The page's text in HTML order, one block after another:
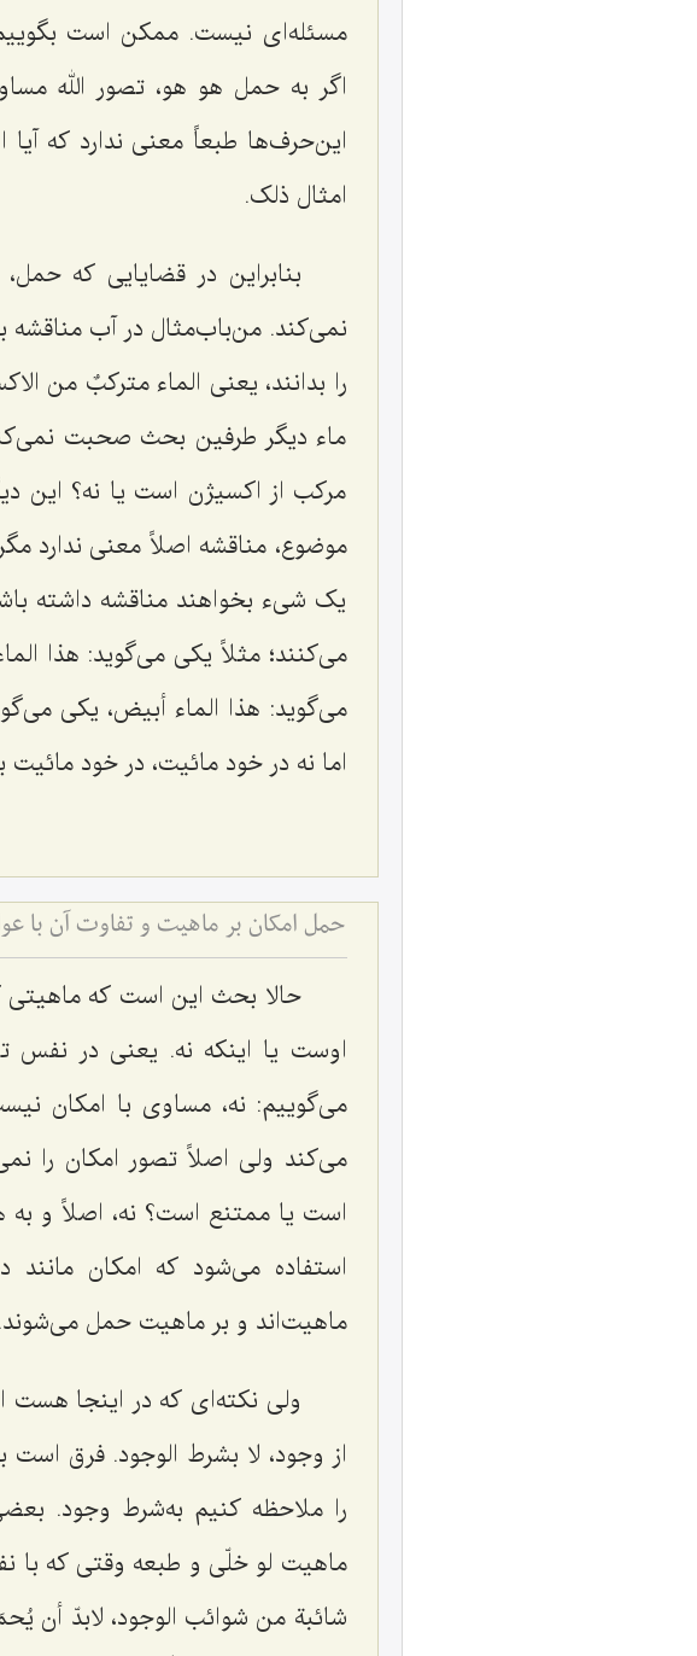
مسئله‌ای نیست. ممکن است
اگر به حمل هو هو، تصور الله
این‌حرف‌ها طبعاً معنی ندارد که
امثال ذلک.
بنابراین در قضایایی که
نمی‌کند. من‌باب‌مثال در آب
را بدانند، یعنی الماء مترکبٌ من
ماء دیگر طرفین بحث صحبت
مرکب از اکسیژن است یا نه؟ این
موضوع، مناقشه اصلاً معنی ندارد
یک شیء بخواهند مناقشه داشته
می‌کنند؛ مثلاً یکی می‌گوید: هذا
می‌گوید: هذا الماء أبیض، یکی
اما نه در خود مائیت، در خود
حمل امکان بر ماهیت و تفاوت آن با
حالا بحث این است که ماهیتی
اوست یا اینکه نه. یعنی در
می‌گوییم: نه، مساوی با امکان
می‌کند ولی اصلاً تصور امکان را
است یا ممتنع است؟ نه، اصلاً و
استفاده می‌شود که امکان
ماهیت‌اند و بر ماهیت حمل می‌شوند.
ولی نکته‌ای که در اینجا
از وجود، لا بشرط الوجود. فرق
را ملاحظه کنیم به‌شرط وجود.
ماهیت لو خلّی و طبعه وقتی که با
شائبة من شوائب الوجود، لابدّ أن